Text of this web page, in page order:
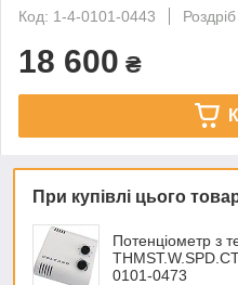
Код: 1-4-0101-0443
Роздріб
18 600 ₴
При купівлі цього
Потенціометр з
0101-0473